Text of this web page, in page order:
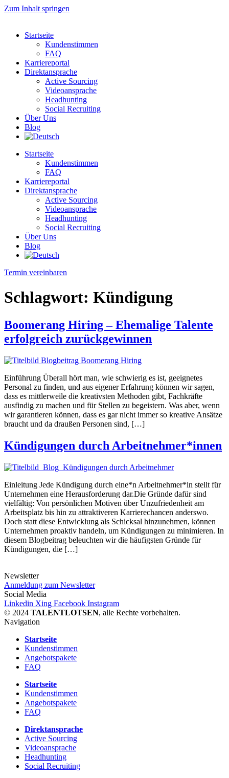
Zum Inhalt springen
Startseite
Kundenstimmen
FAQ
Karriereportal
Direktansprache
Active Sourcing
Videoansprache
Headhunting
Social Recruiting
Über Uns
Blog
Startseite
Kundenstimmen
FAQ
Karriereportal
Direktansprache
Active Sourcing
Videoansprache
Headhunting
Social Recruiting
Über Uns
Blog
Termin vereinbaren
Schlagwort: Kündigung
Boomerang Hiring – Ehemalige Talente
erfolgreich zurückgewinnen
Einführung Überall hört man, wie schwierig es ist, geeignetes
Personal zu finden, und aus eigener Erfahrung können wir sagen,
dass es mittlerweile die kreativsten Methoden gibt, Fachkräfte
ausfindig zu machen und für Stellen zu begeistern. Was aber, wenn
wir garantieren können, dass es gar nicht immer so kreative Ansätze
braucht und da draußen Personen sind, […]
Kündigungen durch Arbeitnehmer*innen
Einleitung Jede Kündigung durch eine*n Arbeitnehmer*in stellt für
Unternehmen eine Herausforderung dar.Die Gründe dafür sind
vielfältig: Von persönlichen Motiven über Unzufriedenheit am
Arbeitsplatz bis hin zu attraktiveren Karrierechancen anderswo.
Doch statt diese Entwicklung als Schicksal hinzunehmen, können
Unternehmen proaktiv handeln, um Kündigungen zu minimieren. In
diesem Blogbeitrag beleuchten wir die häufigsten Gründe für
Kündigungen, die […]
Newsletter
Anmeldung zum Newsletter
Social Media
Linkedin Xing Facebook Instagram
© 2024 TALENTLOTSEN, alle Rechte vorbehalten.
Navigation
Startseite
Kundenstimmen
Angebotspakete
FAQ
Startseite
Kundenstimmen
Angebotspakete
FAQ
Direktansprache
Active Sourcing
Videoansprache
Headhunting
Social Recruiting